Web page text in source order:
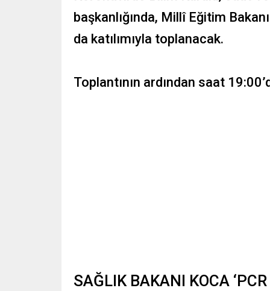
başkanlığında, Millî Eğitim
da katılımıyla toplanacak.
Toplantının ardından saat
SAĞLIK BAKANI KOCA